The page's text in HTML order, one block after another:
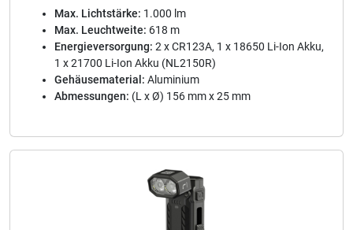
Max. Lichtstärke: 1.000 lm
Max. Leuchtweite: 618 m
Energieversorgung: 2 x CR123A, 1 x 18650 Li-Ion Akku,
1 x 21700 Li-Ion Akku (NL2150R)
Gehäusematerial: Aluminium
Abmessungen: (L x Ø) 156 mm x 25 mm